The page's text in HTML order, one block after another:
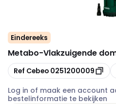
Eindereeks
Metabo-Vlakzuigende
Kopiëren
Ref Cebeo 0251200009
Log in of maak een account
bestelinformatie te bekijken